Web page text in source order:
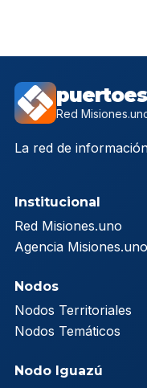
Red
La red de
Institucional
Red Misiones.uno
Agencia Misiones.uno
Nodos
Nodos Territoriales
Nodos Temáticos
Nodo Iguazú